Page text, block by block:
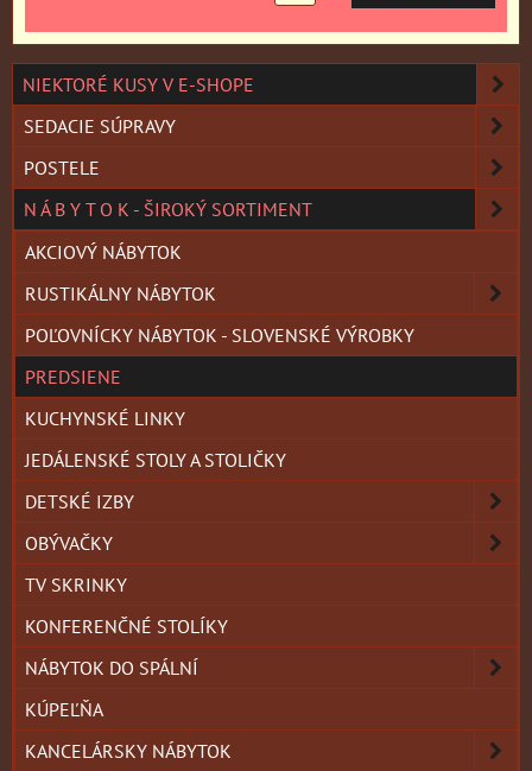
NIEKTORÉ KUSY V E-SHOPE
SEDACIE SÚPRAVY
POSTELE
N Á B Y T O K - ŠIROKÝ SORTIMENT
AKCIOVÝ NÁBYTOK
RUSTIKÁLNY NÁBYTOK
POĽOVNÍCKY NÁBYTOK - SLOVENSKÉ VÝROBKY
PREDSIENE
KUCHYNSKÉ LINKY
JEDÁLENSKÉ STOLY A STOLIČKY
DETSKÉ IZBY
OBÝVAČKY
TV SKRINKY
KONFERENČNÉ STOLÍKY
NÁBYTOK DO SPÁLNÍ
KÚPEĽŇA
KANCELÁRSKY NÁBYTOK